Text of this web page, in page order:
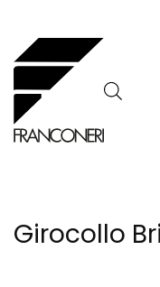
Skip to main
Girocollo